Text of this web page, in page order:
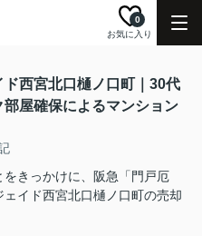
お気に入り
0
ド西宮北口樋ノ口町｜30代
部屋確保によるマンション
きっかけに、阪急「門戸厄
イド西宮北口樋ノ口町の売却